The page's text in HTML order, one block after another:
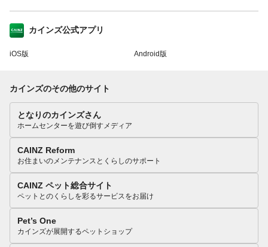
カインズ公式アプリ
iOS版 Android版
カインズのその他のサイト
となりのカインズさん
ホームセンターを遊び倒すメディア
CAINZ Reform
お住まいのメンテナンスとくらしのサポート
CAINZ ペット総合サイト
ペットとのくらしを彩るサービスをお届け
Pet’s One
カインズが展開するペットショップ